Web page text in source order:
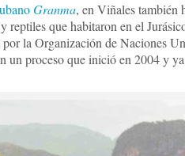
Granma, en Viñales también
reptiles que habitaron en el
la Organización de Naciones
un proceso que inició en 2004 y